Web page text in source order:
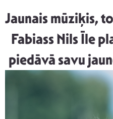
Jaunais mūziķis,
Fabiass Nils Īle
piedāvā savu